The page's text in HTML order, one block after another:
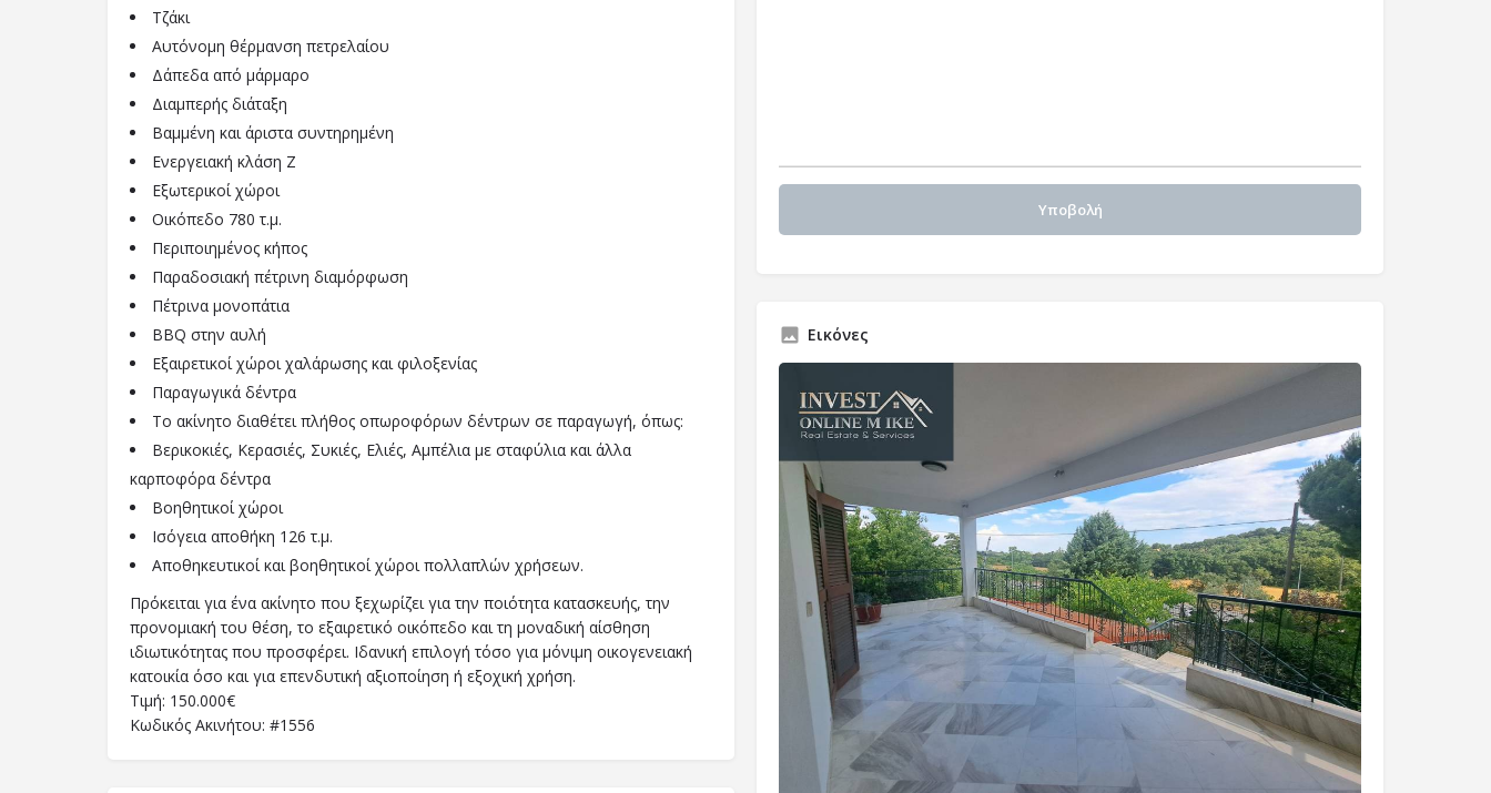
Τζάκι
Αυτόνομη θέρμανση πετρελαίου
Δάπεδα από μάρμαρο
Διαμπερής διάταξη
Βαμμένη και άριστα συντηρημένη
Ενεργειακή κλάση Ζ
Εξωτερικοί χώροι
Οικόπεδο 780 τ.μ.
Περιποιημένος κήπος
Παραδοσιακή πέτρινη διαμόρφωση
Πέτρινα μονοπάτια
BBQ στην αυλή
Εξαιρετικοί χώροι χαλάρωσης και φιλοξενίας
Παραγωγικά δέντρα
Το ακίνητο διαθέτει πλήθος οπωροφόρων δέντρων σε παραγωγή, όπως:
Βερικοκιές, Κερασιές, Συκιές, Ελιές, Αμπέλια με σταφύλια και άλλα
καρποφόρα δέντρα
Βοηθητικοί χώροι
Ισόγεια αποθήκη 126 τ.μ.
Αποθηκευτικοί και βοηθητικοί χώροι πολλαπλών χρήσεων.
Πρόκειται για ένα ακίνητο που ξεχωρίζει για την ποιότητα κατασκευής, την
προνομιακή του θέση, το εξαιρετικό οικόπεδο και τη μοναδική αίσθηση
ιδιωτικότητας που προσφέρει. Ιδανική επιλογή τόσο για μόνιμη οικογενειακή
κατοικία όσο και για επενδυτική αξιοποίηση ή εξοχική χρήση.
Τιμή: 150.000€
Κωδικός Ακινήτου: #1556
Εικόνες